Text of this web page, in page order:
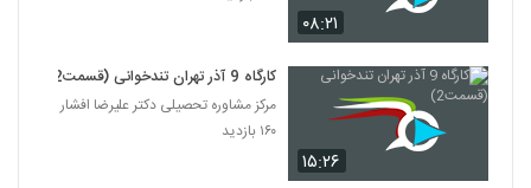
۰۸:۲۱
۱۵:۲۶
کارگاه 9 آذر تهران تندخوانی (قسمت2)
مرکز مشاوره تحصیلی دکتر علیرضا افشار
۱۶۰ بازدید